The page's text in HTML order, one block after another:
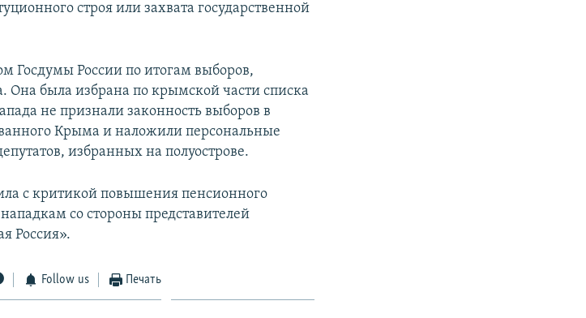
строя или захвата государственной
Госдумы России по итогам выборов,
Она была избрана по крымской части списка
не признали законность выборов в
Крыма и наложили персональные
избранных на полуострове.
с критикой повышения пенсионного
со стороны представителей
Россия».
Follow us Печать